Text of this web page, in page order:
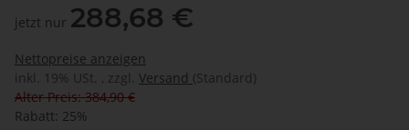
jetzt nur 288,68 €
Nettopreise anzeigen
inkl. 19% USt. , zzgl. Versand (Standard)
Alter Preis: 384,90 €
Rabatt: 25%